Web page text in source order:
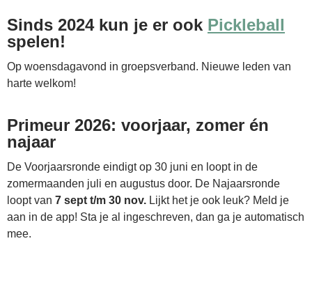
Sinds 2024 kun je er ook Pickleball
spelen!
Op woensdagavond in groepsverband. Nieuwe leden van
harte welkom!
Primeur 2026: voorjaar, zomer én
najaar
De Voorjaarsronde eindigt op 30 juni en loopt in de
zomermaanden juli en augustus door. De Najaarsronde
loopt van 7 sept t/m 30 nov. Lijkt het je ook leuk? Meld je
aan in de app! Sta je al ingeschreven, dan ga je automatisch
mee.